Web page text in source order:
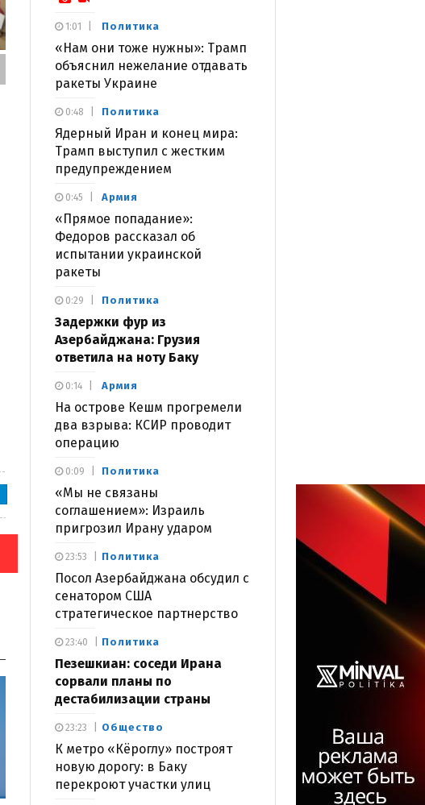
Политика
«Нам они тоже нужны»: Трамп
объяснил нежелание отдавать
ракеты Украине
1:01
Политика
Ядерный Иран и конец мира:
Трамп выступил с жестким
предупреждением
0:48
Армия
«Прямое попадание»:
Федоров рассказал об
испытании украинской
ракеты
0:45
Политика
Задержки фур из
Азербайджана: Грузия
ответила на ноту Баку
0:29
Армия
На острове Кешм прогремели
два взрыва: КСИР проводит
операцию
0:14
Политика
«Мы не связаны
соглашением»: Израиль
пригрозил Ирану ударом
0:09
Политика
Посол Азербайджана обсудил с
сенатором США
стратегическое партнерство
23:53
Политика
Пезешкиан: соседи Ирана
сорвали планы по
дестабилизации страны
23:40
Общество
К метро «Кёроглу» построят
новую дорогу: в Баку
перекроют участки улиц
23:23